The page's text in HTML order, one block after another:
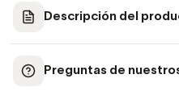
Descripción del
Preguntas de